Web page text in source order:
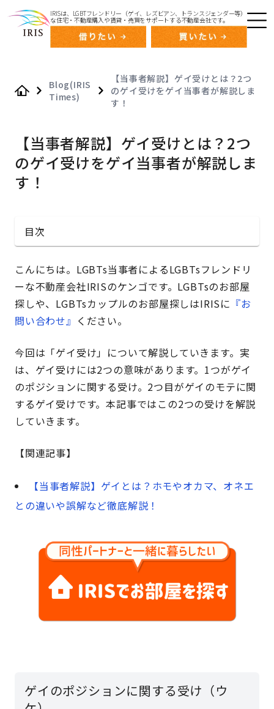
IRISは、LGBTフレンドリー（ゲイ、レズビアン、トランスジェンダー等）
な住宅・不動産購入や賃貸・売買をサポートする不動産会社です。
Blog(IRIS
Times)
【当事者解説】ゲイ受けとは？2つ
のゲイ受けをゲイ当事者が解説しま
す！
【当事者解説】ゲイ受けとは？2つ
のゲイ受けをゲイ当事者が解説しま
す！
こんにちは。LGBTs当事者によるLGBTsフレンドリ
ーな不動産会社IRISのケンゴです。LGBTsのお部屋
探しや、LGBTsカップルのお部屋探しはIRISに 『お
問い合わせ』 ください。
今回は「ゲイ受け」について解説していきます。実
は、ゲイ受けには2つの意味があります。1つがゲイ
のポジションに関する受け。2つ目がゲイのモテに関
するゲイ受けです。本記事ではこの2つの受けを解説
していきます。
【関連記事】
【当事者解説】ゲイとは？ホモやオカマ、オネエ
との違いや誤解など徹底解説！
ゲイのポジションに関する受け（ウ
目次